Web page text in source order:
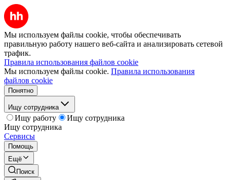
Мы используем файлы cookie, чтобы обеспечивать
правильную работу нашего веб-сайта и анализировать сетевой
трафик.
Правила использования файлов cookie
Мы используем файлы cookie. Правила использования
файлов cookie
Понятно
Ищу сотрудника
Ищу работу
Ищу сотрудника
Ищу сотрудника
Сервисы
Помощь
Ещё
Поиск